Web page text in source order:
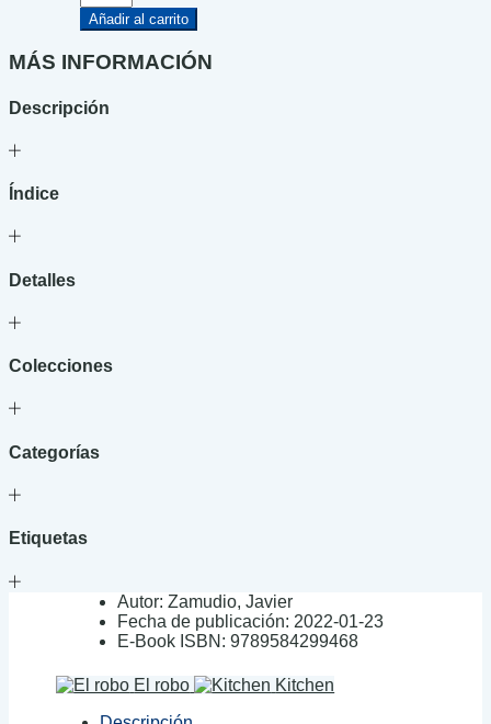
los
cantidad
Añadir al carrito
MÁS INFORMACIÓN
Descripción
Índice
Detalles
Colecciones
Categorías
Etiquetas
Autor: Zamudio, Javier
Fecha de publicación: 2022-01-23
E-Book ISBN: 9789584299468
El robo
Kitchen